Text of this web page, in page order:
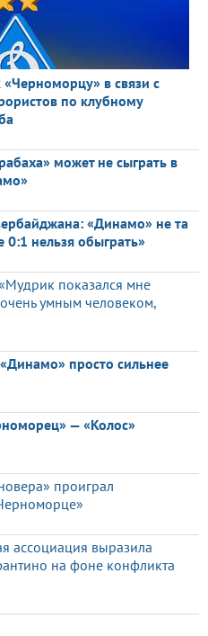
в связи с
по клубному
может не сыграть в
«Динамо» не та
нельзя обыграть»
показался мне
умным человеком,
просто сильнее
— «Колос»
проиграл
ассоциация выразила
на фоне конфликта